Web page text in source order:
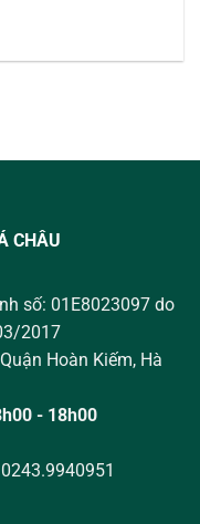
CHÂU
số: 01E8023097 do
2017
Quận Hoàn Kiếm, Hà
- 18h00